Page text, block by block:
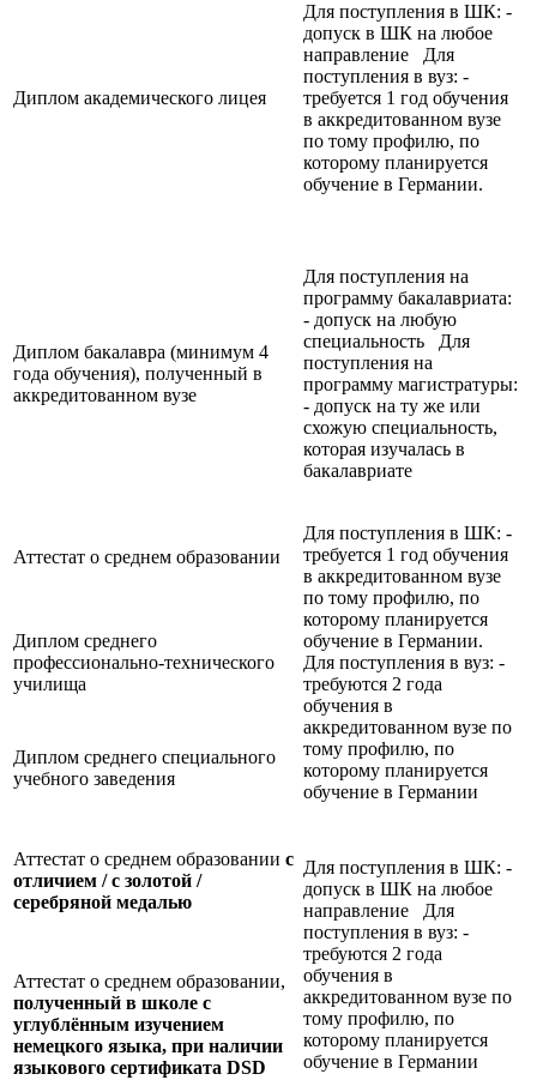
Диплом академического лицея
Для поступления в ШК: -
допуск в ШК на любое
направление Для
поступления в вуз: -
требуется 1 год обучения
в аккредитованном вузе
по тому профилю, по
которому планируется
обучение в Германии.
Диплом бакалавра (минимум 4
года обучения), полученный в
аккредитованном вузе
Для поступления на
программу бакалавриата:
- допуск на любую
специальность Для
поступления на
программу магистратуры:
- допуск на ту же или
схожую специальность,
которая изучалась в
бакалавриате
Аттестат о среднем образовании
Для поступления в ШК: -
требуется 1 год обучения
в аккредитованном вузе
по тому профилю, по
которому планируется
обучение в Германии.
Для поступления в вуз: -
требуются 2 года
обучения в
аккредитованном вузе по
тому профилю, по
которому планируется
обучение в Германии
Диплом среднего
профессионально-технического
училища
Диплом среднего специального
учебного заведения
Аттестат о среднем образовании с
отличием / с золотой /
серебряной медалью
Для поступления в ШК: -
допуск в ШК на любое
направление Для
поступления в вуз: -
требуются 2 года
обучения в
аккредитованном вузе по
тому профилю, по
которому планируется
обучение в Германии
Аттестат о среднем образовании,
полученный в школе с
углублённым изучением
немецкого языка, при наличии
языкового сертификата DSD